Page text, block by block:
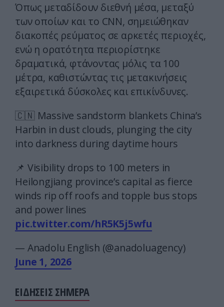
Όπως μεταδίδουν διεθνή μέσα, μεταξύ
των οποίων και το CNN, σημειώθηκαν
διακοπές ρεύματος σε αρκετές περιοχές,
ενώ η ορατότητα περιορίστηκε
δραματικά, φτάνοντας μόλις τα 100
μέτρα, καθιστώντας τις μετακινήσεις
εξαιρετικά δύσκολες και επικίνδυνες.
🇨🇳 Massive sandstorm blankets China’s
Harbin in dust clouds, plunging the city
into darkness during daytime hours
📌 Visibility drops to 100 meters in
Heilongjiang province’s capital as fierce
winds rip off roofs and topple bus stops
and power lines
pic.twitter.com/hR5K5j5wfu
— Anadolu English (@anadoluagency)
June 1, 2026
ΕΙΔΗΣΕΙΣ ΣΗΜΕΡΑ